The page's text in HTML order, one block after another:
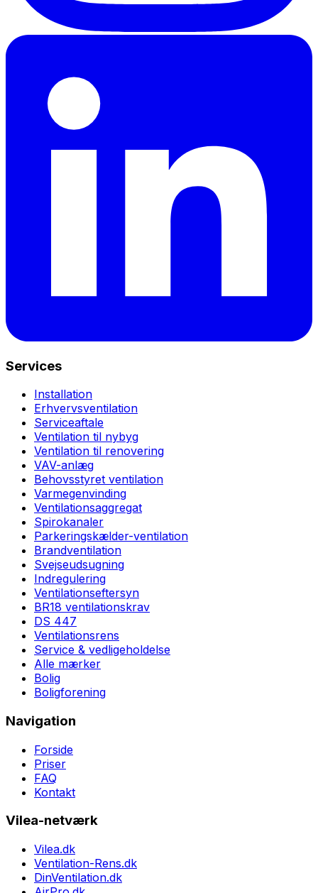
Services
Installation
Erhvervsventilation
Serviceaftale
Ventilation til nybyg
Ventilation til renovering
VAV-anlæg
Behovsstyret ventilation
Varmegenvinding
Ventilationsaggregat
Spirokanaler
Parkeringskælder-ventilation
Brandventilation
Svejseudsugning
Indregulering
Ventilationseftersyn
BR18 ventilationskrav
DS 447
Ventilationsrens
Service & vedligeholdelse
Alle mærker
Bolig
Boligforening
Navigation
Forside
Priser
FAQ
Kontakt
Vilea-netværk
Vilea.dk
Ventilation-Rens.dk
DinVentilation.dk